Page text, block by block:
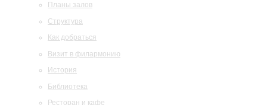
Планы залов
Структура
Как добраться
Визит в филармонию
История
Библиотека
Ресторан и кафе